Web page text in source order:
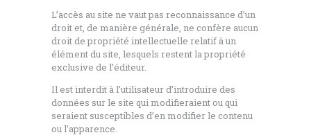
L’accès au site ne vaut pas reconnaissance d’un
droit et, de manière générale, ne confère aucun
droit de propriété intellectuelle relatif à un
élément du site, lesquels restent la propriété
exclusive de l’éditeur.
Il est interdit à l’utilisateur d’introduire des
données sur le site qui modifieraient ou qui
seraient susceptibles d’en modifier le contenu
ou l’apparence.